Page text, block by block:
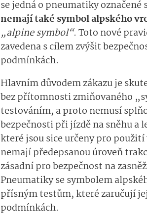
se jedná o pneumatiky
nemají také symbol alpského
„alpine symbol“. Toto nové
zavedena s cílem zvýšit
podmínkách.
Hlavním důvodem zákazu je
bez přítomnosti zmiňovaného
testováním, a proto nemusí
bezpečnosti při jízdě na sněhu a
které jsou sice určeny pro
nemají předepsanou úroveň
zásadní pro bezpečnost na
Pneumatiky se symbolem
přísným testům, které zaručují
podmínkách.